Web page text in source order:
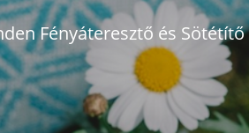
Fényáteresztő és